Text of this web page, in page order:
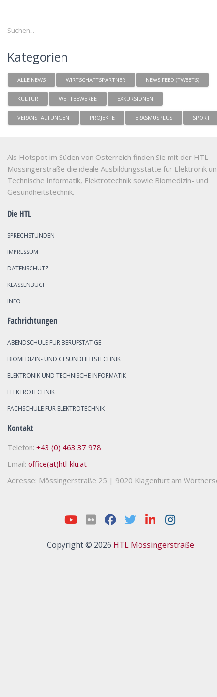
Kategorien
ALLE NEWS WIRTSCHAFTSPARTNER NEWS FEED (TWEETS)
KULTUR WETTBEWERBE EXKURSIONEN
VERANSTALTUNGEN PROJEKTE ERASMUSPLUS SPORT
Als Hotspot im Süden von Österreich finden Sie mit der HTL
Mössingerstraße die ideale Ausbildungsstätte für Elektronik
Technische Informatik, Elektrotechnik sowie Biomedizin- und
Gesundheitstechnik.
Die HTL
SPRECHSTUNDEN
IMPRESSUM
DATENSCHUTZ
KLASSENBUCH
INFO
Fachrichtungen
ABENDSCHULE FÜR BERUFSTÄTIGE
BIOMEDIZIN- UND GESUNDHEITSTECHNIK
ELEKTRONIK UND TECHNISCHE INFORMATIK
ELEKTROTECHNIK
FACHSCHULE FÜR ELEKTROTECHNIK
Kontakt
Telefon: +43 (0) 463 37 978
Email: office(at)htl-klu.at
Adresse: Mössingerstraße 25 | 9020 Klagenfurt am
Copyright © 2026 HTL Mössingerstraße